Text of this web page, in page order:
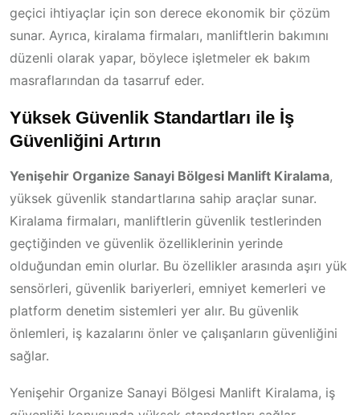
geçici ihtiyaçlar için son derece ekonomik bir çözüm
sunar. Ayrıca, kiralama firmaları, manliftlerin bakımını
düzenli olarak yapar, böylece işletmeler ek bakım
masraflarından da tasarruf eder.
Yüksek Güvenlik Standartları ile İş
Güvenliğini Artırın
Yenişehir Organize Sanayi Bölgesi Manlift Kiralama,
yüksek güvenlik standartlarına sahip araçlar sunar.
Kiralama firmaları, manliftlerin güvenlik testlerinden
geçtiğinden ve güvenlik özelliklerinin yerinde
olduğundan emin olurlar. Bu özellikler arasında aşırı yük
sensörleri, güvenlik bariyerleri, emniyet kemerleri ve
platform denetim sistemleri yer alır. Bu güvenlik
önlemleri, iş kazalarını önler ve çalışanların güvenliğini
sağlar.
Yenişehir Organize Sanayi Bölgesi Manlift Kiralama, iş